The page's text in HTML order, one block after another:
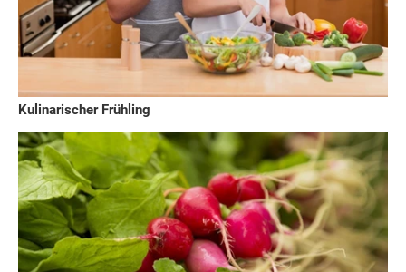
Kulinarischer Frühling